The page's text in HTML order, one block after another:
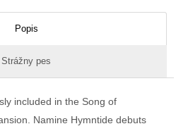
Popis
Strážny pes
included in the Song of
Namine Hymntide debuts